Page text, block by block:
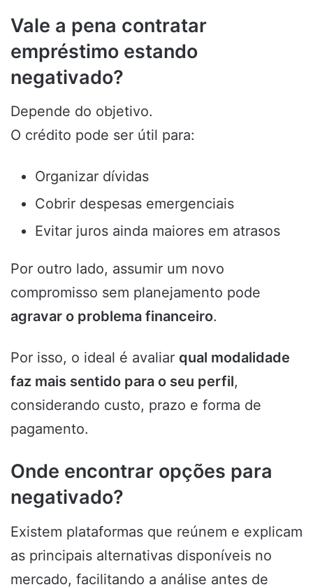
Vale a pena contratar
empréstimo estando
negativado?
Depende do objetivo.
O crédito pode ser útil para:
Organizar dívidas
Cobrir despesas emergenciais
Evitar juros ainda maiores em atrasos
Por outro lado, assumir um novo
compromisso sem planejamento pode
agravar o problema financeiro.
Por isso, o ideal é avaliar qual modalidade
faz mais sentido para o seu perfil,
considerando custo, prazo e forma de
pagamento.
Onde encontrar opções para
negativado?
Existem plataformas que reúnem e explicam
as principais alternativas disponíveis no
mercado, facilitando a análise antes de